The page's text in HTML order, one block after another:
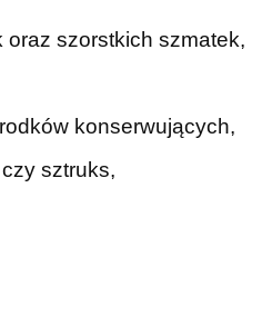
szorstkich szmatek,
konserwujących,
sztruks,